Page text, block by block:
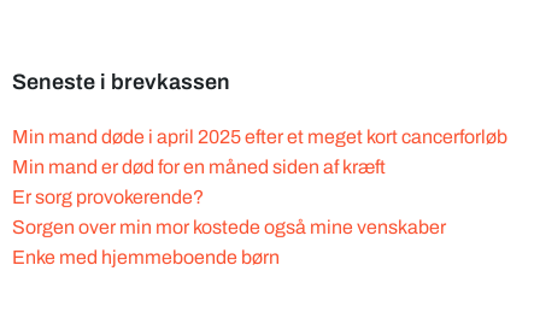
Seneste i brevkassen
Min mand døde i april 2025 efter et meget kort cancerforløb
Min mand er død for en måned siden af kræft
Er sorg provokerende?
Sorgen over min mor kostede også mine venskaber
Enke med hjemmeboende børn